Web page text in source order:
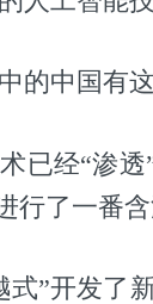
的中国有
已经“渗
行了一番含
式”开发了